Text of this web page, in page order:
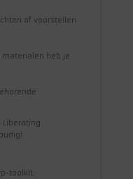
of voorstellen
materialen heb je
Liberating
toolkit: